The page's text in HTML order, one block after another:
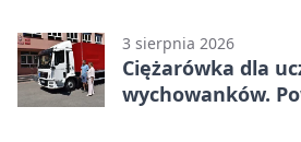
3 sierpnia 2026
Ciężarówka dla
wychowanków.